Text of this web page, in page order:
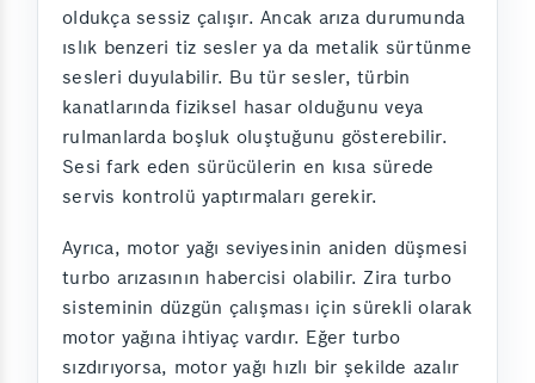
oldukça sessiz çalışır. Ancak arıza durumunda
ıslık benzeri tiz sesler ya da metalik sürtünme
sesleri duyulabilir. Bu tür sesler, türbin
kanatlarında fiziksel hasar olduğunu veya
rulmanlarda boşluk oluştuğunu gösterebilir.
Sesi fark eden sürücülerin en kısa sürede
servis kontrolü yaptırmaları gerekir.
Ayrıca, motor yağı seviyesinin aniden düşmesi
turbo arızasının habercisi olabilir. Zira turbo
sisteminin düzgün çalışması için sürekli olarak
motor yağına ihtiyaç vardır. Eğer turbo
sızdırıyorsa, motor yağı hızlı bir şekilde azalır